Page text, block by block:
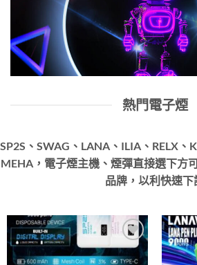
熱門電子煙
SP2S、SWAG、LANA、ILIA、RELX、
MEHA，電子煙主機、煙彈直接選下方
品牌，以利快速下
Add to
wishlist